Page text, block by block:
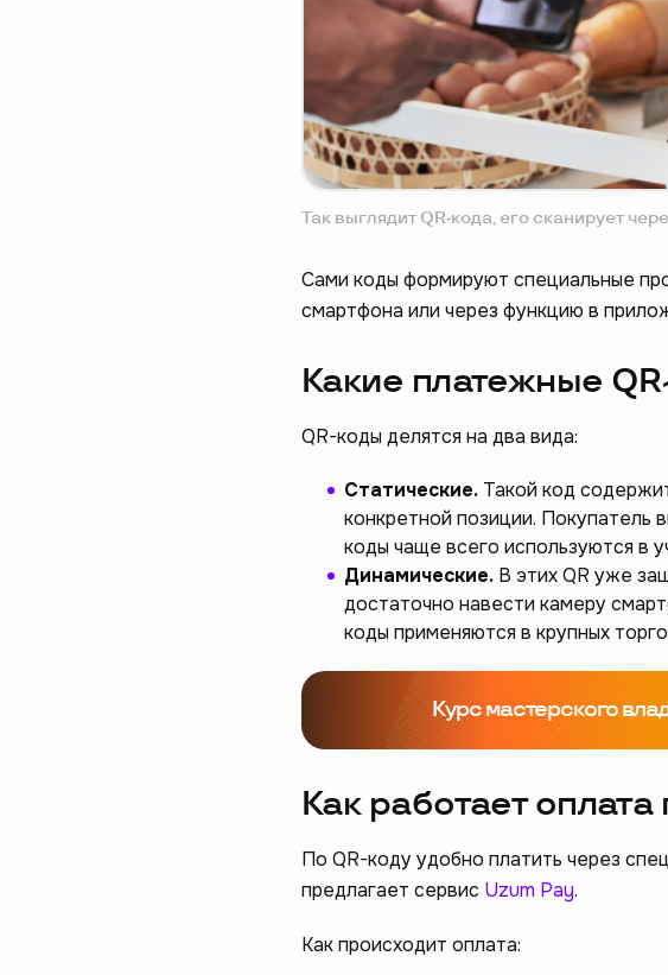
Так выглядит QR-кода, его сканирует
Сами коды формируют специальные
смартфона или через функцию в
Какие платежные
QR-коды делятся на два вида:
Статические. Такой код
конкретной позиции. Покупатель
коды чаще всего используются в
Динамические. В этих QR уже
достаточно навести камеру
коды применяются в крупных
Курс мастерского
Как работает оплата
По QR-коду удобно платить через
предлагает сервис Uzum Pay.
Как происходит оплата: